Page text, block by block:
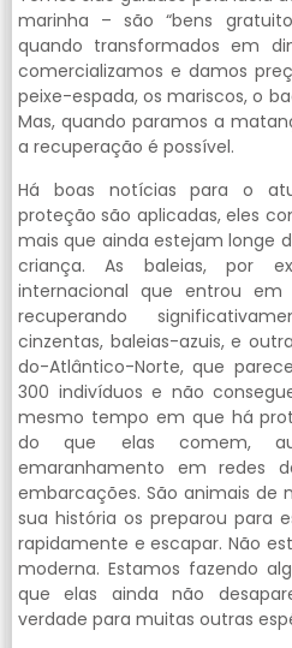
marinha – são “bens
quando transformados em
comercializamos e damos
peixe-espada, os mariscos, o
Mas, quando paramos a
a recuperação é possível.
Há boas notícias para o
proteção são aplicadas, eles
mais que ainda estejam longe
criança. As baleias, por
internacional que entrou
recuperando
cinzentas, baleias-azuis, e
do-Atlântico-Norte, que
300 indivíduos e não
mesmo tempo em que há
do que elas comem,
emaranhamento em redes
embarcações. São animais de
sua história os preparou para
rapidamente e escapar. Não
moderna. Estamos fazendo
que elas ainda não
verdade para muitas outras